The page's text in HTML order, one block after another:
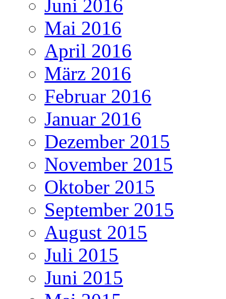
Juni 2016
Mai 2016
April 2016
März 2016
Februar 2016
Januar 2016
Dezember 2015
November 2015
Oktober 2015
September 2015
August 2015
Juli 2015
Juni 2015